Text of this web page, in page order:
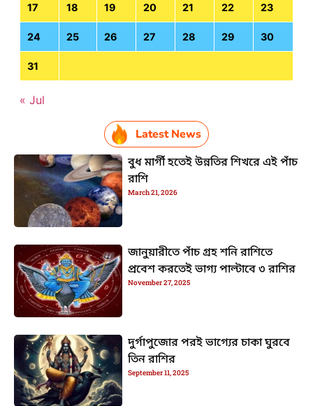
17 18 19 20 21 22 23
24 25 26 27 28 29 30
31
« Jul
Latest News
বুধ মার্গী হতেই উন্নতির শিখরে এই পাঁচ
রাশি
March 21, 2026
জানুয়ারীতে পাঁচ গ্রহ শনি রাশিতে
প্রবেশ করতেই ভাগ্য পাল্টাবে ৩ রাশির
November 27, 2025
দুর্গাপুজোর পরই ভাগ্যের চাকা ঘুরবে
তিন রাশির
September 11, 2025